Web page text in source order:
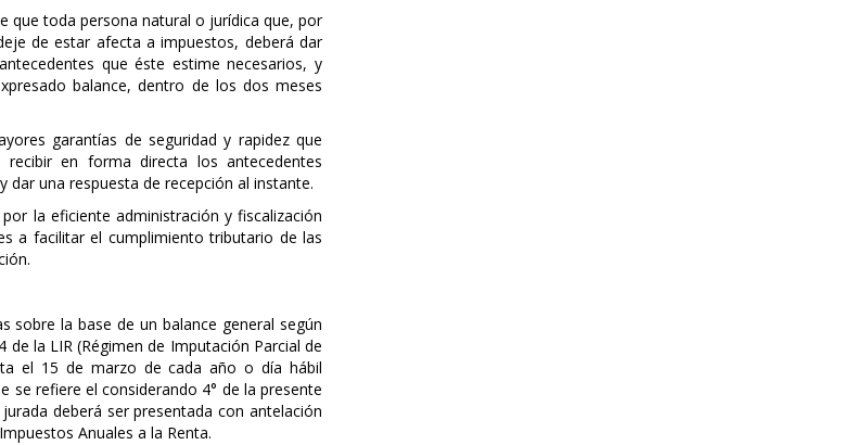
que toda persona natural o jurídica que, por
de estar afecta a impuestos, deberá dar
que éste estime necesarios, y
balance, dentro de los dos meses
garantías de seguridad y rapidez que
en forma directa los antecedentes
una respuesta de recepción al instante.
la eficiente administración y fiscalización
a facilitar el cumplimiento tributario de las
sobre la base de un balance general según
la LIR (Régimen de Imputación Parcial de
el 15 de marzo de cada año o día hábil
se refiere el considerando 4° de la presente
deberá ser presentada con antelación
Anuales a la Renta.